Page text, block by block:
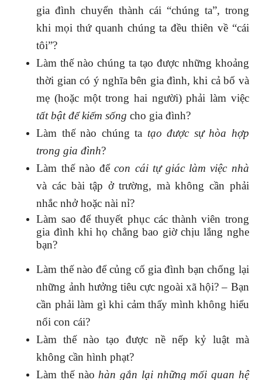
gia đình chuyển thành cái “chúng ta”, trong
khi mọi thứ quanh chúng ta đều thiên về “cái
tôi”?
Làm thế nào chúng ta tạo được những khoảng
thời gian có ý nghĩa bên gia đình, khi cả bố và
mẹ (hoặc một trong hai người) phải làm việc
tất bật để kiếm sống cho gia đình?
Làm thế nào chúng ta tạo được sự hòa hợp
trong gia đình?
Làm thế nào đểcon cái tự giác làm việc nhà
và các bài tập ở trường, mà không cần phải
nhắc nhở hoặc nài nỉ?
Làm sao để thuyết phục các thành viên trong
gia đình khi họ chẳng bao giờ chịu lắng nghe
bạn?
Làm thế nào để củng cố gia đình bạn chống lại
những ảnh hưởng tiêu cực ngoài xã hội? – Bạn
cần phải làm gì khi cảm thấy mình không hiểu
nổi con cái?
Làm thế nào tạo được nề nếp kỷ luật mà
không cần hình phạt?
Làm thế nàohàn gắn lại những mối quan hệ